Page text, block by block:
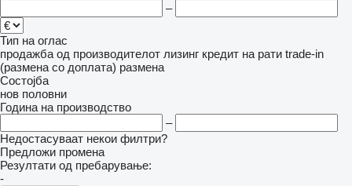
–
Тип на оглас
продажба од производителот лизинг кредит на рати trade-in
(размена со доплата) размена
Состојба
нов половни
Година на производство
–
Недостасуваат некои филтри?
Предложи промена
Резултати од пребарување:
-